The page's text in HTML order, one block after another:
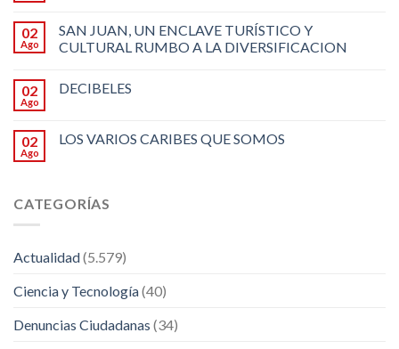
02
Ago
SAN JUAN, UN ENCLAVE TURÍSTICO Y
CULTURAL RUMBO A LA DIVERSIFICACION
02
Ago
DECIBELES
02
Ago
LOS VARIOS CARIBES QUE SOMOS
CATEGORÍAS
Actualidad(5.579)
Ciencia y Tecnología(40)
Denuncias Ciudadanas (34)